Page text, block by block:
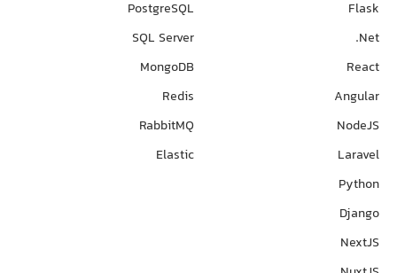
Flask
Net.
React
Angular
NodeJS
Laravel
Python
Django
NextJS
PostgreSQL
SQL Server
MongoDB
Redis
RabbitMQ
Elastic